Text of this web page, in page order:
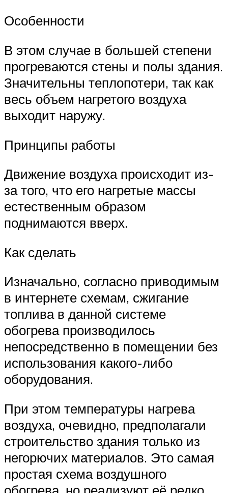
Особенности
В этом случае в большей степени
прогреваются стены и полы здания.
Значительны теплопотери, так как
весь объем нагретого воздуха
выходит наружу.
Принципы работы
Движение воздуха происходит из-
за того, что его нагретые массы
естественным образом
поднимаются вверх.
Как сделать
Изначально, согласно приводимым
в интернете схемам, сжигание
топлива в данной системе
обогрева производилось
непосредственно в помещении без
использования какого-либо
оборудования.
При этом температуры нагрева
воздуха, очевидно, предполагали
строительство здания только из
негорючих материалов. Это самая
простая схема воздушного